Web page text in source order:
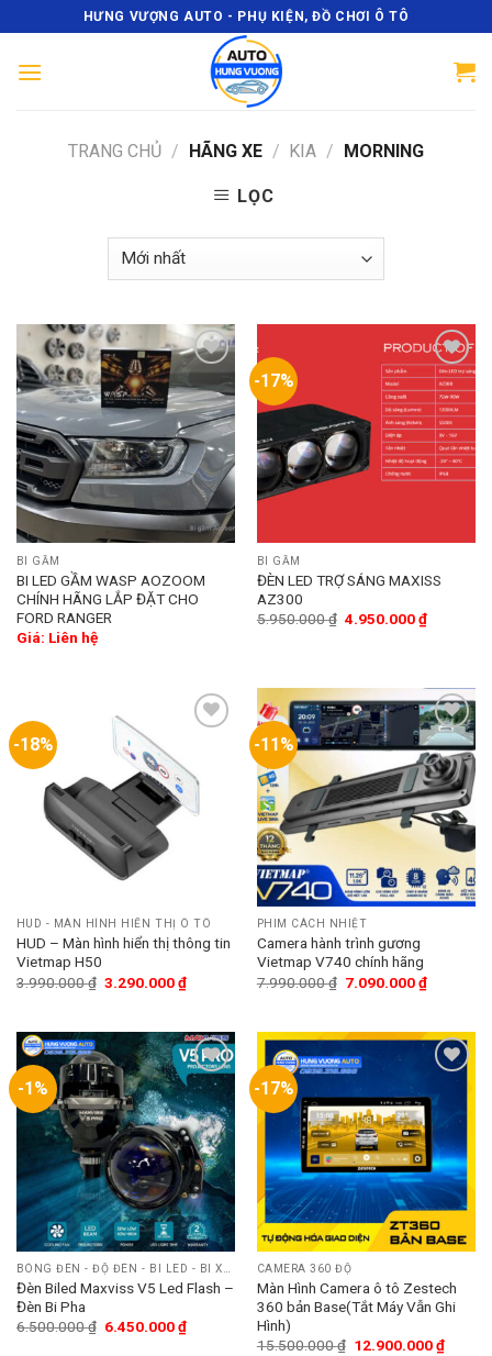
content
HƯNG VƯỢNG AUTO - PHỤ KIỆN, ĐỒ CHƠI Ô TÔ
TRANG CHỦ / HÃNG XE / KIA / MORNING
LỌC
to
wishlist
BI GẦM
BI LED GẦM WASP AOZOOM
CHÍNH HÃNG LẮP ĐẶT CHO
FORD RANGER
Giá: Liên hệ
-17%
Add
to
wishlist
BI GẦM
ĐÈN LED TRỢ SÁNG MAXISS
AZ300
5.950.000₫ 4.950.000₫
-18%
wishlist
HUD - MÀN HÌNH HIỂN THỊ Ô TÔ
HUD – Màn hình hiển thị thông tin
Vietmap H50
3.990.000₫ 3.290.000₫
-11%
Add
to
wishlist
PHIM CÁCH NHIỆT
Camera hành trình gương
Vietmap V740 chính hãng
7.990.000₫ 7.090.000₫
-1%
Add
to
wishlist
Đèn Biled Maxviss V5 Led Flash –
Đèn Bi Pha
6.500.000₫ 6.450.000₫
-17%
to
wishlist
CAMERA 360 ĐỘ
Màn Hình Camera ô tô Zestech
360 bản Base(Tắt Máy Vẫn Ghi
Hình)
15.500.000₫ 12.900.000₫